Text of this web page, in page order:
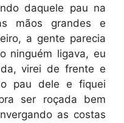
daquele pau na
mãos grandes e
a gente parecia
ninguém ligava, eu
virei de frente e
pau dele e fiquei
ser roçada bem
as costas